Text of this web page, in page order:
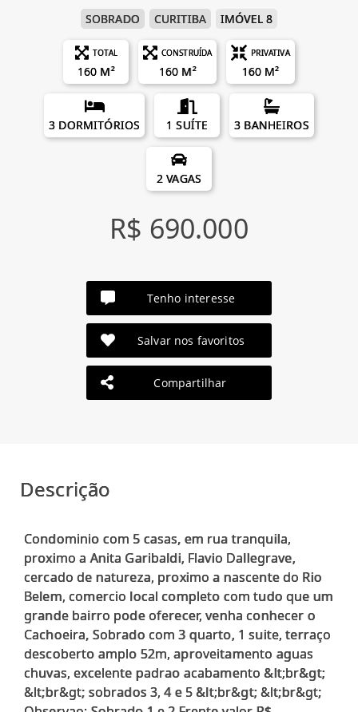
SOBRADO CURITIBA IMÓVEL 8
TOTAL
160 M²
CONSTRUÍDA
160 M²
PRIVATIVA
160 M²
3 DORMITÓRIOS 1 SUÍTE 3 BANHEIROS
2 VAGAS
R$ 690.000
Tenho interesse
Salvar nos favoritos
Compartilhar
Descrição
Condominio com 5 casas, em rua tranquila,
proximo a Anita Garibaldi, Flavio Dallegrave,
cercado de natureza, proximo a nascente do Rio
Belem, comercio local completo com tudo que um
grande bairro pode oferecer, venha conhecer o
Cachoeira, Sobrado com 3 quarto, 1 suite, terraço
descoberto amplo 52m, aproveitamento aguas
chuvas, excelente padrao acabamento &lt;br&gt;
&lt;br&gt; sobrados 3, 4 e 5 &lt;br&gt; &lt;br&gt;